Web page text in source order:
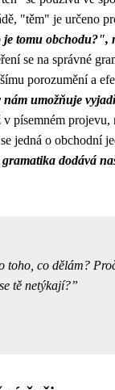
"těm" je určeno
je tomu
se na správné
porozumění a
umožňuje
písemném projevu,
jedná o obchodní
dodává
toho, co dělám?
tě netýkají?